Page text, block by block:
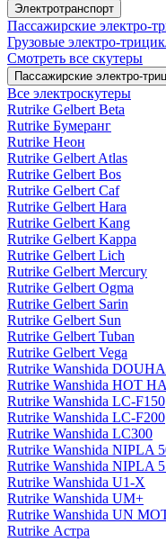
Электротранспорт
Пассажирские
Грузовые
Смотреть все скутеры
Пассажирские
Все электро­скутеры
Rutrike Gelbert Beta
Rutrike Бумеранг
Rutrike Неон
Rutrike Gelbert Atlas
Rutrike Gelbert Bos
Rutrike Gelbert Caf
Rutrike Gelbert Hara
Rutrike Gelbert Kang
Rutrike Gelbert Kappa
Rutrike Gelbert Lich
Rutrike Gelbert Mercury
Rutrike Gelbert Ogma
Rutrike Gelbert Sarin
Rutrike Gelbert Sun
Rutrike Gelbert Tuban
Rutrike Gelbert Vega
Rutrike Wanshida
Rutrike Wanshida HOT
Rutrike Wanshida LC-F150
Rutrike Wanshida LC-F200
Rutrike Wanshida LC300
Rutrike Wanshida NIPLA
Rutrike Wanshida NIPLA
Rutrike Wanshida U1-X
Rutrike Wanshida UM+
Rutrike Wanshida UN
Rutrike Астра